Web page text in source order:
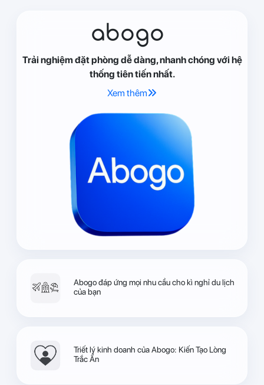
abogo
Trải nghiệm đặt phòng dễ dàng, nhanh chóng với hệ
thống tiên tiến nhất.
Xem thêm
Abogo đáp ứng mọi nhu cầu cho kì nghỉ du lịch
của bạn
Triết lý kinh doanh của Abogo: Kiến Tạo Lòng
Trắc Ẩn